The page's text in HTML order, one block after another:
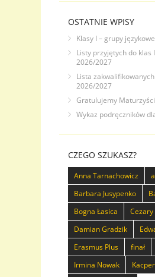
OSTATNIE WPISY
Klasy I – grupy językowe
Listy przyjętych do klas
2026/2027
Lista zakwalifikowanych
2026/2027
Gratulujemy
Wykaz podręczników
CZEGO SZUKASZ?
Anna Tarnachowicz
Barbara Jusypenko
Bogna Łasica
Damian Gradzik
Erasmus Plus
finał
Irmina Nowak